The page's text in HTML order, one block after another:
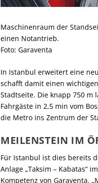
Maschinenraum der
einen Notantrieb.
Foto: Garaventa
In Istanbul erweitert eine
schafft damit einen
Stadtseite. Die knapp 750 m
Fahrgäste in 2,5 min vom
die Metro ins Zentrum der
MEILENSTEIN IM
Für Istanbul ist dies bereits
Anlage „Taksim – Kabatas“
Kompetenz von Garaventa.